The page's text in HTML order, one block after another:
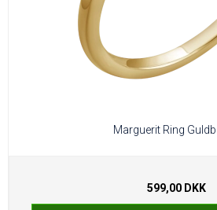
Marguerit Ring
599,00 DKK